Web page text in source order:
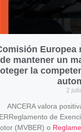
de mantener un
la
2
ANCERA valora
de
(MVBER) o